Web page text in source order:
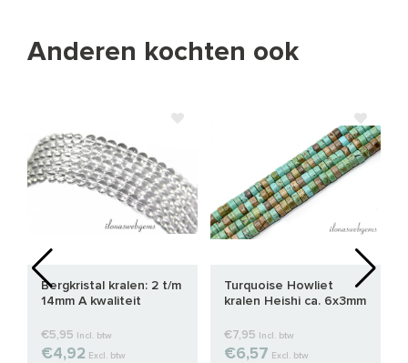
Anderen kochten ook
Bergkristal kralen: 2 t/m
14mm A kwaliteit
€5,95 Incl. btw
€4,92 Excl. btw
Turquoise Howliet
kralen Heishi ca. 6x3mm
€7,95 Incl. btw
€6,57 Excl. btw